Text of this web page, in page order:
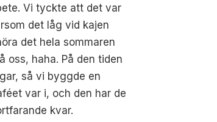
Vi tyckte att det var
det låg vid kajen
det hela sommaren
oss, haha. På den tiden
så vi byggde en
var i, och den har de
kvar.